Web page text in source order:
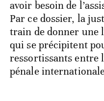
avoir besoin de
Par ce dossier, la
train de donner une
qui se précipitent
ressortissants entre
pénale